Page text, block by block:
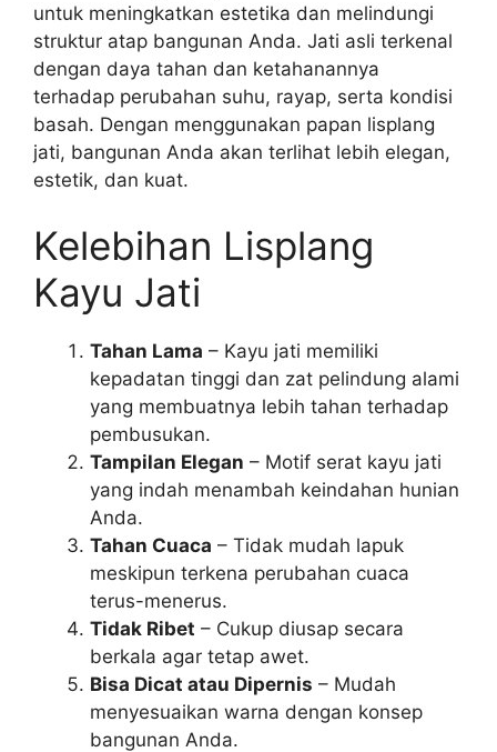
untuk meningkatkan estetika dan melindungi
struktur atap bangunan Anda. Jati asli terkenal
dengan daya tahan dan ketahanannya
terhadap perubahan suhu, rayap, serta kondisi
basah. Dengan menggunakan papan lisplang
jati, bangunan Anda akan terlihat lebih elegan,
estetik, dan kuat.
Kelebihan Lisplang
Kayu Jati
Tahan Lama – Kayu jati memiliki
kepadatan tinggi dan zat pelindung alami
yang membuatnya lebih tahan terhadap
pembusukan.
Tampilan Elegan – Motif serat kayu jati
yang indah menambah keindahan hunian
Anda.
Tahan Cuaca – Tidak mudah lapuk
meskipun terkena perubahan cuaca
terus-menerus.
Tidak Ribet – Cukup diusap secara
berkala agar tetap awet.
Bisa Dicat atau Dipernis – Mudah
menyesuaikan warna dengan konsep
bangunan Anda.